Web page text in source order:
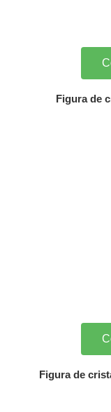
Figura de
Figura de